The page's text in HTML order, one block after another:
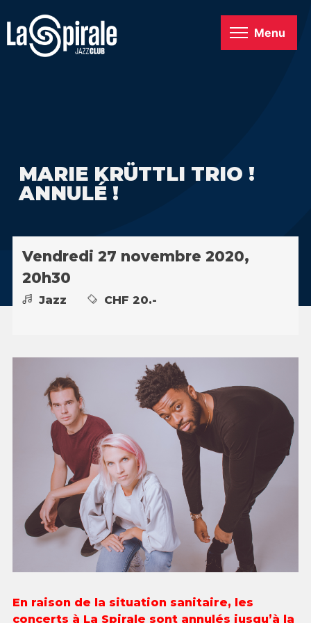
Menu
MARIE KRÜTTLI TRIO !
ANNULÉ !
Vendredi 27 novembre 2020,
20h30
Jazz CHF 20.-
En raison de la situation sanitaire, les
concerts à La Spirale sont annulés jusqu’à la